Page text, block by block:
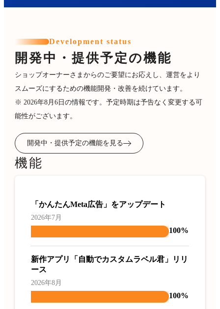
Development status
開発中・提供予定の機能
ショップオーナーさまからのご要望にお応えし、運営をより
スムーズにするための機能開発・改善を続けています。
※ 2026年8月6日の情報です。予定時期は予告なく変更する可
能性がございます。
開発中・提供予定の機能を見る
機能
「かんたんMeta広告」をアップデート
2026年7月
100%
新作アプリ「自動でカスタムラベル君」リリ
ース
2026年8月
100%